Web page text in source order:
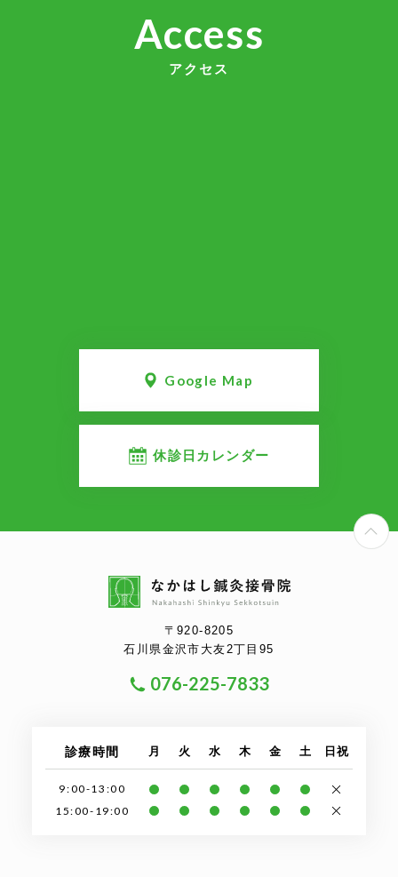
Access
アクセス
Google Map
休診日カレンダー
〒920-8205
石川県金沢市大友2丁目95
076-225-7833
診療時間 月 火 水 木 金 土 日祝
9:00-13:00
15:00-19:00